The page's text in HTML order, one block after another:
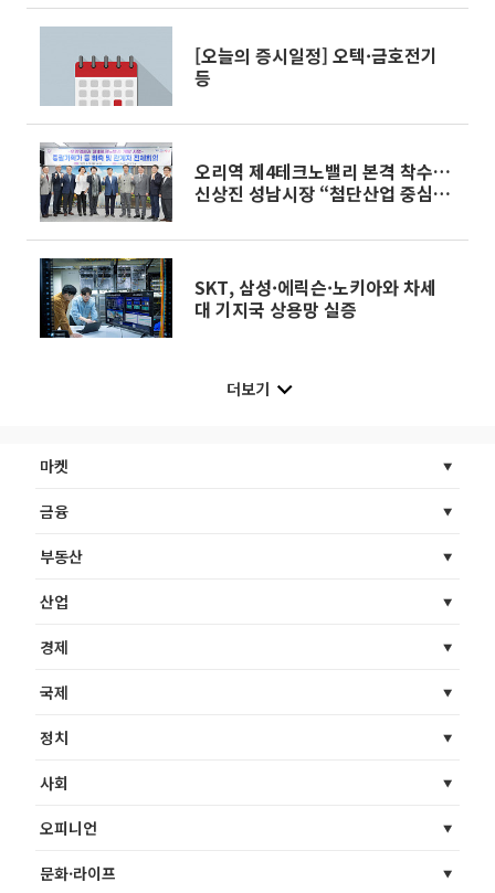
[오늘의 증시일정] 오텍·금호전기
등
오리역 제4테크노밸리 본격 착수…
신상진 성남시장 “첨단산업 중심지
SKT, 삼성·에릭슨·노키아와 차세
대 기지국 상용망 실증
더보기
마켓
금융
부동산
산업
경제
국제
정치
사회
오피니언
문화·라이프